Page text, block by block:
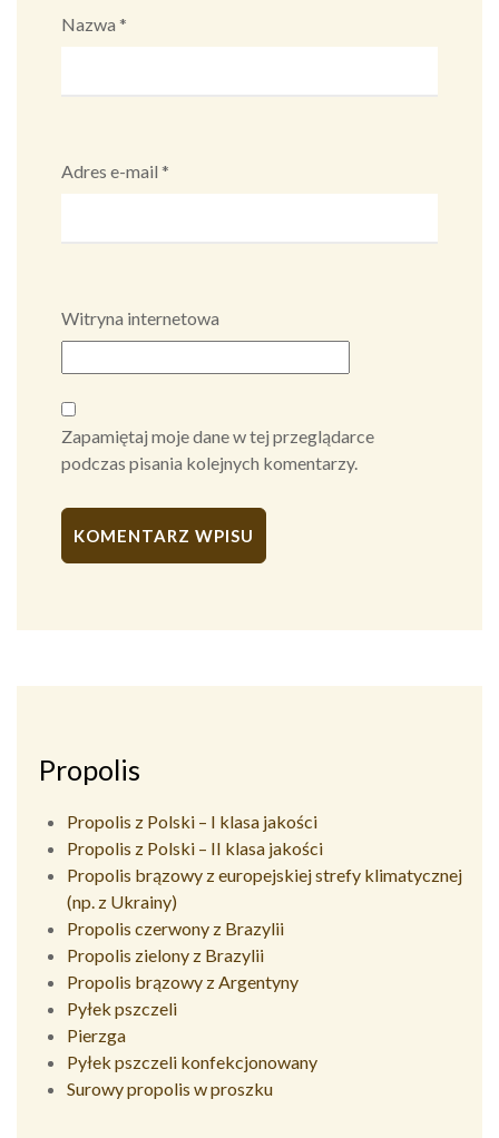
Nazwa *
Adres e-mail *
Witryna internetowa
Zapamiętaj moje dane w tej przeglądarce
podczas pisania kolejnych komentarzy.
Propolis
Propolis z Polski – I klasa jakości
Propolis z Polski – II klasa jakości
Propolis brązowy z europejskiej strefy klimatycznej
(np. z Ukrainy)
Propolis czerwony z Brazylii
Propolis zielony z Brazylii
Propolis brązowy z Argentyny
Pyłek pszczeli
Pierzga
Pyłek pszczeli konfekcjonowany
Surowy propolis w proszku